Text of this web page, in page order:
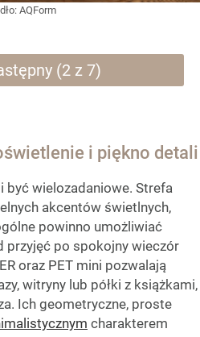
AQForm
(2 z 7)
i piękno detali
być wielozadaniowe. Strefa
akcentów świetlnych,
powinno umożliwiać
przyjęć po spokojny wieczór
oraz PET mini pozwalają
witryny lub półki z książkami,
Ich geometryczne, proste
charakterem